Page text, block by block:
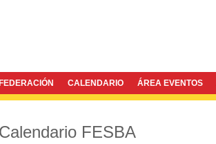
FEDERACIÓN CALENDARIO ÁREA EVENTOS
Calendario FESBA